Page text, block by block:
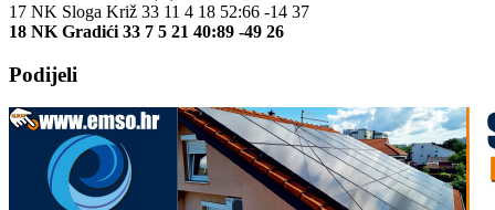
17 NK Sloga Križ 33 11 4 18 52:66 -14 37
18 NK Gradići 33 7 5 21 40:89 -49 26
Podijeli